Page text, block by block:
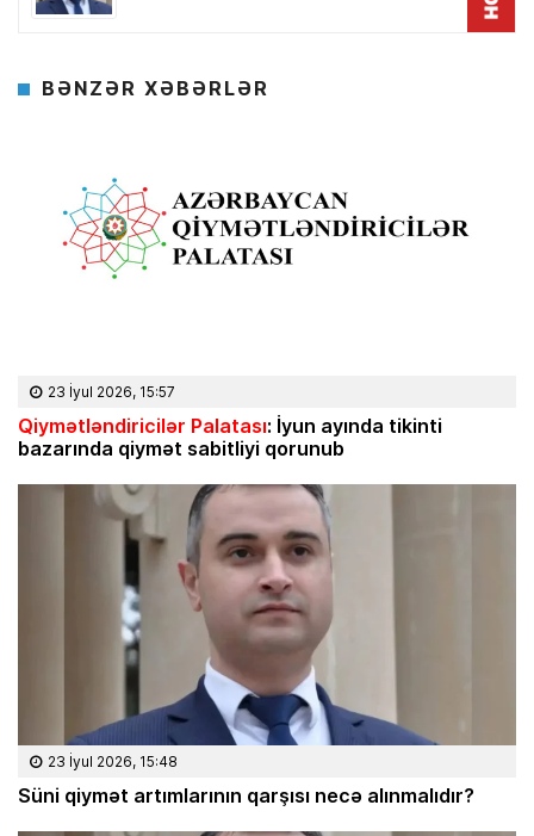
BƏNZƏR XƏBƏRLƏR
23 İyul 2026, 15:57
Qiymətləndiricilər Palatası: İyun ayında tikinti
bazarında qiymət sabitliyi qorunub
23 İyul 2026, 15:48
Süni qiymət artımlarının qarşısı necə alınmalıdır?